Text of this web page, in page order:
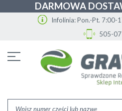
DARMOWA
Infolinia: Pon.-Pt. 7:00-
505-
treści